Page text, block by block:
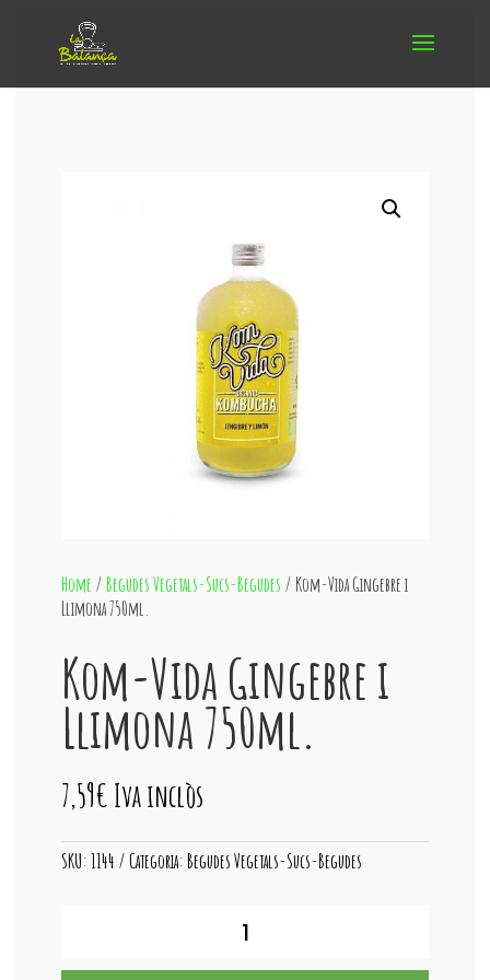
Home / Begudes Vegetals-Sucs-Begudes / Kom-Vida Gingebre i
Llimona 750ml.
Kom-Vida Gingebre i
Llimona 750ml.
7,59€ Iva inclòs
SKU:1144 Categoria:Begudes Vegetals-Sucs-Begudes
Kom-